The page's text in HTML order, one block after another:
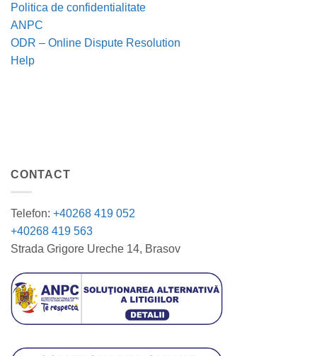
Politica de confidentialitate
ANPC
ODR – Online Dispute Resolution
Help
CONTACT
Telefon: +40268 419 052
+40268 419 563
Strada Grigore Ureche 14, Brasov